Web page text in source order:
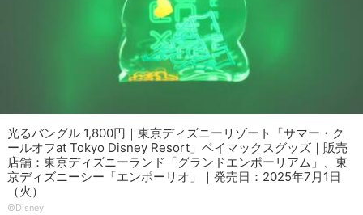
光るバングル 1,800円｜東京ディズニーリゾート「サマー・ク
ールオフat Tokyo Disney Resort」ベイマックスグッズ｜販売
店舗：東京ディズニーランド「グランドエンポーリアム」、東
京ディズニーシー「エンポーリオ」｜発売日：2025年7月1日
（火）
©Disney